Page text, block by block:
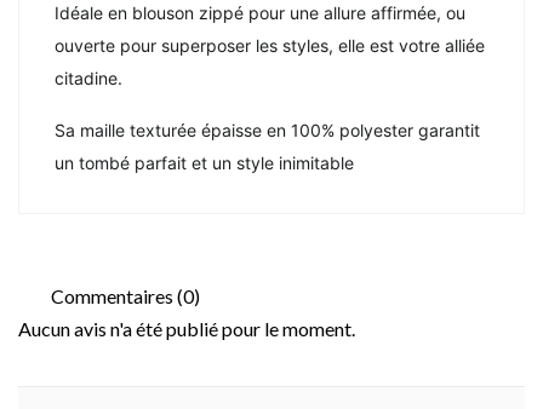
Idéale en blouson zippé pour une allure affirmée, ou
ouverte pour superposer les styles, elle est votre alliée
citadine.
Sa maille texturée épaisse en 100% polyester garantit
un tombé parfait et un style inimitable
Commentaires (0)
Aucun avis n'a été publié pour le moment.